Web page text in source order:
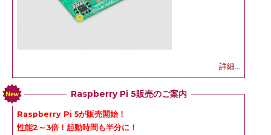
詳細...
Raspberry Pi 5販売のご案内
Raspberry Pi 5が販売開始！
性能2～3倍！起動時間も半分に！